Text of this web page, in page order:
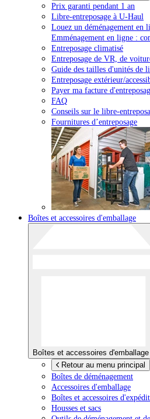
Prix garanti pendant 1 an
Libre-entreposage à U-Haul
Louez un déménagement en
Emménagement en ligne :
Entreposage climatisé
Entreposage de VR, de
Guide des tailles d'unités de
Entreposage extérieur/
Payer ma facture
FAQ
Conseils sur le libre-
Fournitures d’entreposage
Boîtes et accessoires d'emballage
Boîtes et accessoires d'emballage
Retour au menu principal
Boîtes de déménagement
Accessoires d'emballage
Boîtes et accessoires
Housses et sacs